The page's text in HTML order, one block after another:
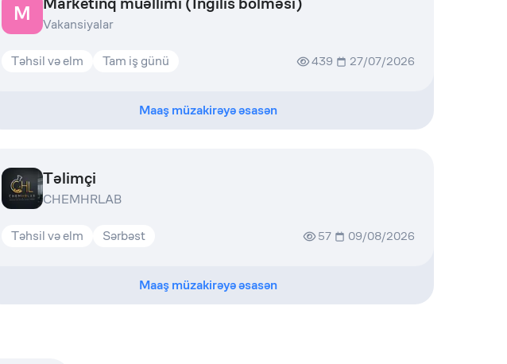
M Vakansiyalar
Təhsil və elm Tam iş günü 439 27/07/2026
Maaş müzakirəyə əsasən
Təlimçi
CHEMHRLAB
Təhsil və elm Sərbəst 57 09/08/2026
Maaş müzakirəyə əsasən